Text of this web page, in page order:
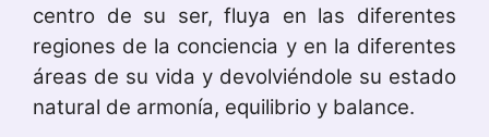
centro de su ser, fluya en las diferentes
regiones de la conciencia y en la diferentes
áreas de su vida y devolviéndole su estado
natural de armonía, equilibrio y balance.